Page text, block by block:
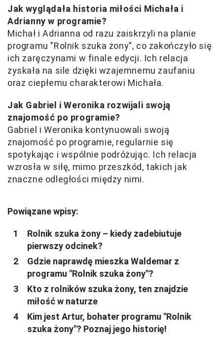
Jak wyglądała historia miłości Michała i
Adrianny w programie?
Michał i Adrianna od razu zaiskrzyli na planie
programu "Rolnik szuka żony", co zakończyło się
ich zaręczynami w finale edycji. Ich relacja
zyskała na sile dzięki wzajemnemu zaufaniu
oraz ciepłemu charakterowi Michała.
Jak Gabriel i Weronika rozwijali swoją
znajomość po programie?
Gabriel i Weronika kontynuowali swoją
znajomość po programie, regularnie się
spotykając i wspólnie podróżując. Ich relacja
wzrosła w siłę, mimo przeszkód, takich jak
znaczne odległości między nimi.
Powiązane wpisy:
Rolnik szuka żony – kiedy zadebiutuje
pierwszy odcinek?
Gdzie naprawdę mieszka Waldemar z
programu "Rolnik szuka żony"?
Kto z rolników szuka żony, ten znajdzie
miłość w naturze
Kim jest Artur, bohater programu "Rolnik
szuka żony"? Poznaj jego historię!